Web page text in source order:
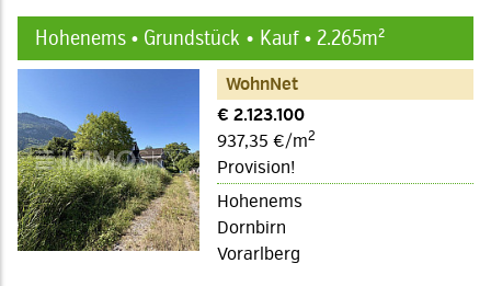
Hohenems • Grundstück Kauf • 2.265m²
WohnNet
€ 2.123.100
937,35 €/m2
Provision!
Hohenems
Dornbirn
Vorarlberg